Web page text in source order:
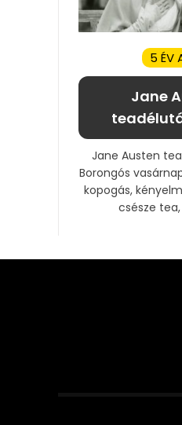
5 ÉV
Jane
Jane Austen
Borongós
kopogás,
csésze tea,